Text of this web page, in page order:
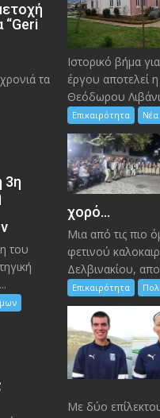
“Geri
τα
3η
του
Ιστορικό βήμα
έργου αποτελεί
Θεόδωρου
Επικαιρότητα
χορό…
Μια από τις πιο
φετινού
Δελβινακίου,
Επικαιρότητα
Mε δύο